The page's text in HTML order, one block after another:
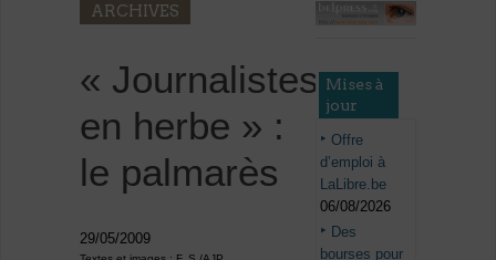
ARCHIVES
« Journalistes
en herbe » :
le palmarès
29/05/2009
Mises à
jour
Offre
d’emploi à
LaLibre.be
06/08/2026
Des
bourses pour